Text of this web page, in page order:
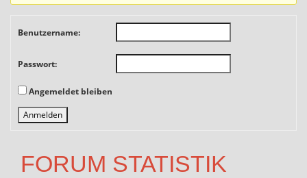
Benutzername:
Passwort:
Angemeldet bleiben
Anmelden
FORUM STATISTIK